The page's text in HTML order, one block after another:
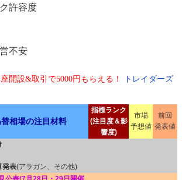
許容度
不安
開設&取引で5000円もらえる！
トレイダーズ
相場の注目材料
指標ランク
(注目度＆影
響度)
市場
予想値
前回
発表値
発表(アラガン、その他)